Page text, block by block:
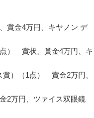
賞金4万円、キヤノン デ
） 賞状、賞金4万円、キ
賞）（1点） 賞金2万円、
2万円、ツァイス双眼鏡